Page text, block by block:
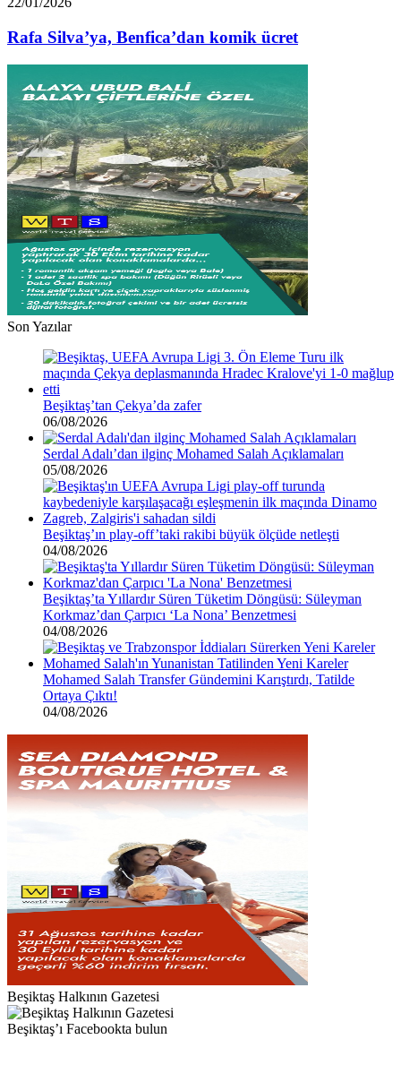
var”
Benfica’dan
komik
ücret
Rafa Silva’ya, Benfica’dan komik ücret
Son Yazılar
Beşiktaş’tan Çekya’da zafer
06/08/2026
Serdal Adalı’dan ilginç Mohamed Salah Açıklamaları
05/08/2026
Beşiktaş’ın play-off’taki rakibi büyük ölçüde netleşti
04/08/2026
Beşiktaş’ta Yıllardır Süren Tüketim Döngüsü: Süleyman
Korkmaz’dan Çarpıcı ‘La Nona’ Benzetmesi
04/08/2026
Mohamed Salah Transfer Gündemini Karıştırdı, Tatilde
Ortaya Çıktı!
04/08/2026
Beşiktaş Halkının Gazetesi
Beşiktaş’ı Facebookta bulun